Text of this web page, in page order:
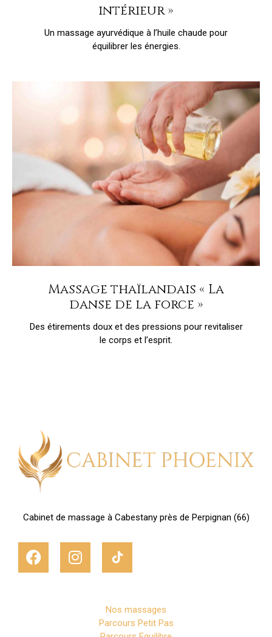
intérieur »
Un massage ayurvédique à l’huile chaude pour
équilibrer les énergies.
Massage thaïlandais « La
danse de la force »
Des étirements doux et des pressions pour revitaliser
le corps et l’esprit.
Cabinet de massage à Cabestany près de Perpignan (66)
Nos massages
Parcours Petit Pas